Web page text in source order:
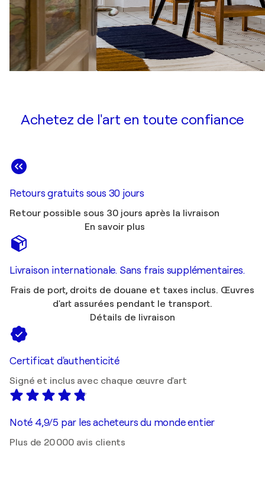
Achetez de l'art en toute confiance
Retours gratuits sous 30 jours
Retour possible sous 30 jours après la livraison
En savoir plus
Livraison internationale. Sans frais supplémentaires.
Frais de port, droits de douane et taxes inclus. Œuvres
d'art assurées pendant le transport.
Détails de livraison
Certificat d'authenticité
Signé et inclus avec chaque œuvre d'art
Noté 4,9/5 par les acheteurs du monde entier
Plus de 20 000 avis clients